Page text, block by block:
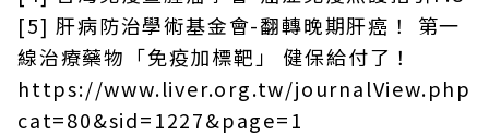
[5] 肝病防治學術基金會-翻轉晚期肝癌！ 第一
線治療藥物「免疫加標靶」 健保給付了！
https://www.liver.org.tw/journalView.php?
cat=80&sid=1227&page=1